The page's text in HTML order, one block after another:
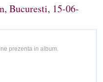
Bucuresti, 15-06-
prezenta in album.